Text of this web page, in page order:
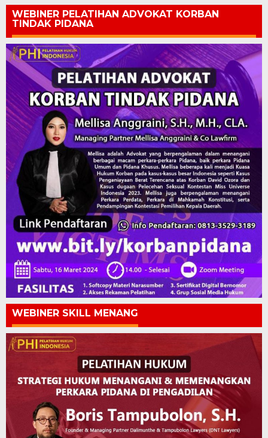
WEBINER PELATIHAN ADVOKAT KORBAN
TINDAK PIDANA
WEBINER SKILL MENANG